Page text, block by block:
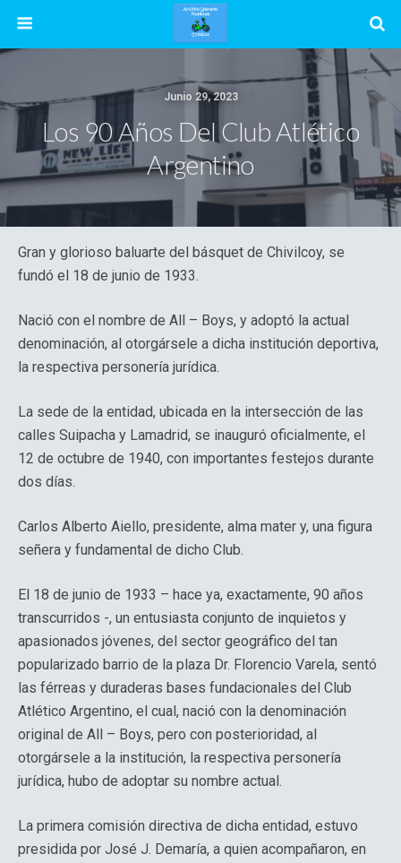
Junio 29, 2023
Los 90 Años Del Club Atlético
Argentino
Gran y glorioso baluarte del básquet de Chivilcoy, se
fundó el 18 de junio de 1933.
Nació con el nombre de All – Boys, y adoptó la actual
denominación, al otorgársele a dicha institución deportiva,
la respectiva personería jurídica.
La sede de la entidad, ubicada en la intersección de las
calles Suipacha y Lamadrid, se inauguró oficialmente, el
12 de octubre de 1940, con importantes festejos durante
dos días.
Carlos Alberto Aiello, presidente, alma mater y, una figura
señera y fundamental de dicho Club.
El 18 de junio de 1933 – hace ya, exactamente, 90 años
transcurridos -, un entusiasta conjunto de inquietos y
apasionados jóvenes, del sector geográfico del tan
popularizado barrio de la plaza Dr. Florencio Varela, sentó
las férreas y duraderas bases fundacionales del Club
Atlético Argentino, el cual, nació con la denominación
original de All – Boys, pero con posterioridad, al
otorgársele a la institución, la respectiva personería
jurídica, hubo de adoptar su nombre actual.
La primera comisión directiva de dicha entidad, estuvo
presidida por José J. Demaría, a quien acompañaron, en